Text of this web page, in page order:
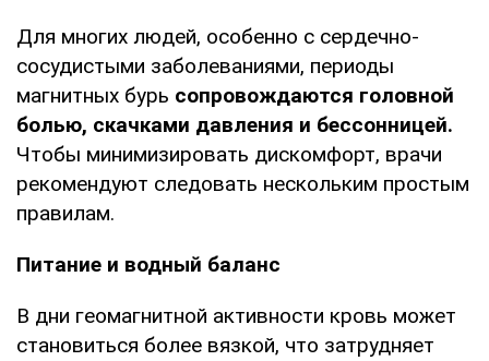
Для многих людей, особенно с сердечно-
сосудистыми заболеваниями, периоды
магнитных бурь сопровождаются головной
болью, скачками давления и бессонницей.
Чтобы минимизировать дискомфорт, врачи
рекомендуют следовать нескольким простым
правилам.
Питание и водный баланс
В дни геомагнитной активности кровь может
становиться более вязкой, что затрудняет